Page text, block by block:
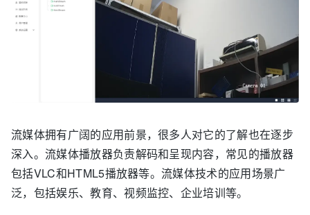
RENDER_FORMAT_A8R8G8B8)    nBpp    =
//ok
(renderFormat == RENDER_FORMAT_RGB565)
;
//ok
(renderFormat == RENDER_FORMAT_RGB555)
//ok
(renderFormat ==
else
    return -
1; //格式错误
dwW
  = pSnapshot->
dwH
  = pSnapshot->
height;
dwWB = _WIDTHBYTES( dwW * nBpp );
流媒体拥有广阔的应用前景，很多人对它的了解也在逐步
深入。流媒体播放器负责解码和呈现内容，常见的播放器
包括VLC和HTML5播放器等。流媒体技术的应用场景广
泛，包括娱乐、教育、视频监控、企业培训等。